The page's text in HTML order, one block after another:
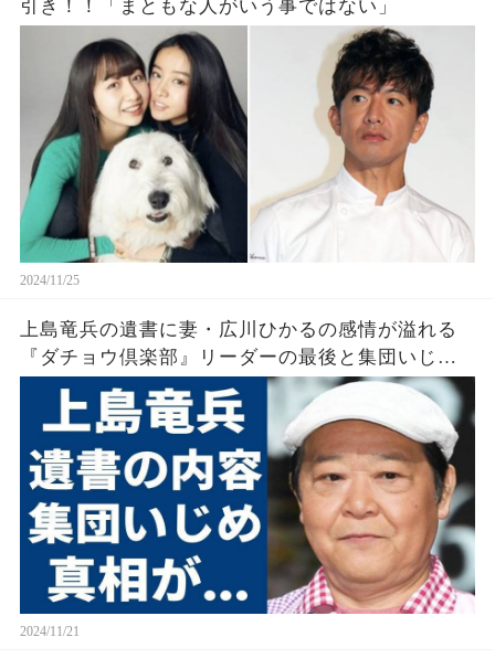
引き！！「まともな人がいう事ではない」
2024/11/25
上島竜兵の遺書に妻・広川ひかるの感情が溢れる
『ダチョウ倶楽部』リーダーの最後と集団いじめ
の真実に衝撃
2024/11/21